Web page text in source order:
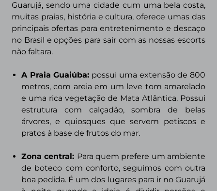
Guarujá, sendo uma cidade cum uma bela costa,
muitas praias, história e cultura, oferece umas das
principais ofertas para entretenimento e descaço
no Brasil e opções para sair com as nossas escorts
não faltara.
A Praia Guaiúba: possui uma extensão de 800
metros, com areia em um leve tom amarelado
e uma rica vegetação de Mata Atlântica. Possui
estrutura com calçadão, sombra de belas
árvores, e quiosques que servem petiscos e
pratos à base de frutos do mar.
Zona central: Para quem prefere um ambiente
de boteco com conforto, seguimos com outra
boa pedida. É um dos lugares para ir no Guarujá